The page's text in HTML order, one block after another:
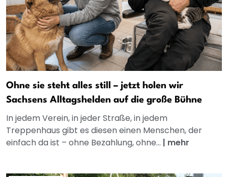
Ohne sie steht alles still – jetzt holen wir
Sachsens Alltagshelden auf die große Bühne
In jedem Verein, in jeder Straße, in jedem
Treppenhaus gibt es diesen einen Menschen, der
einfach da ist – ohne Bezahlung, ohne... | mehr